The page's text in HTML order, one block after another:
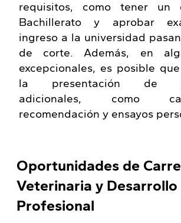
requisitos, como tener un
Bachillerato y aprobar
ingreso a la universidad
de corte. Además, en
excepcionales, es posible
la presentación de
adicionales, como
recomendación y ensayos
Oportunidades de
Veterinaria y Desarrollo
Profesional